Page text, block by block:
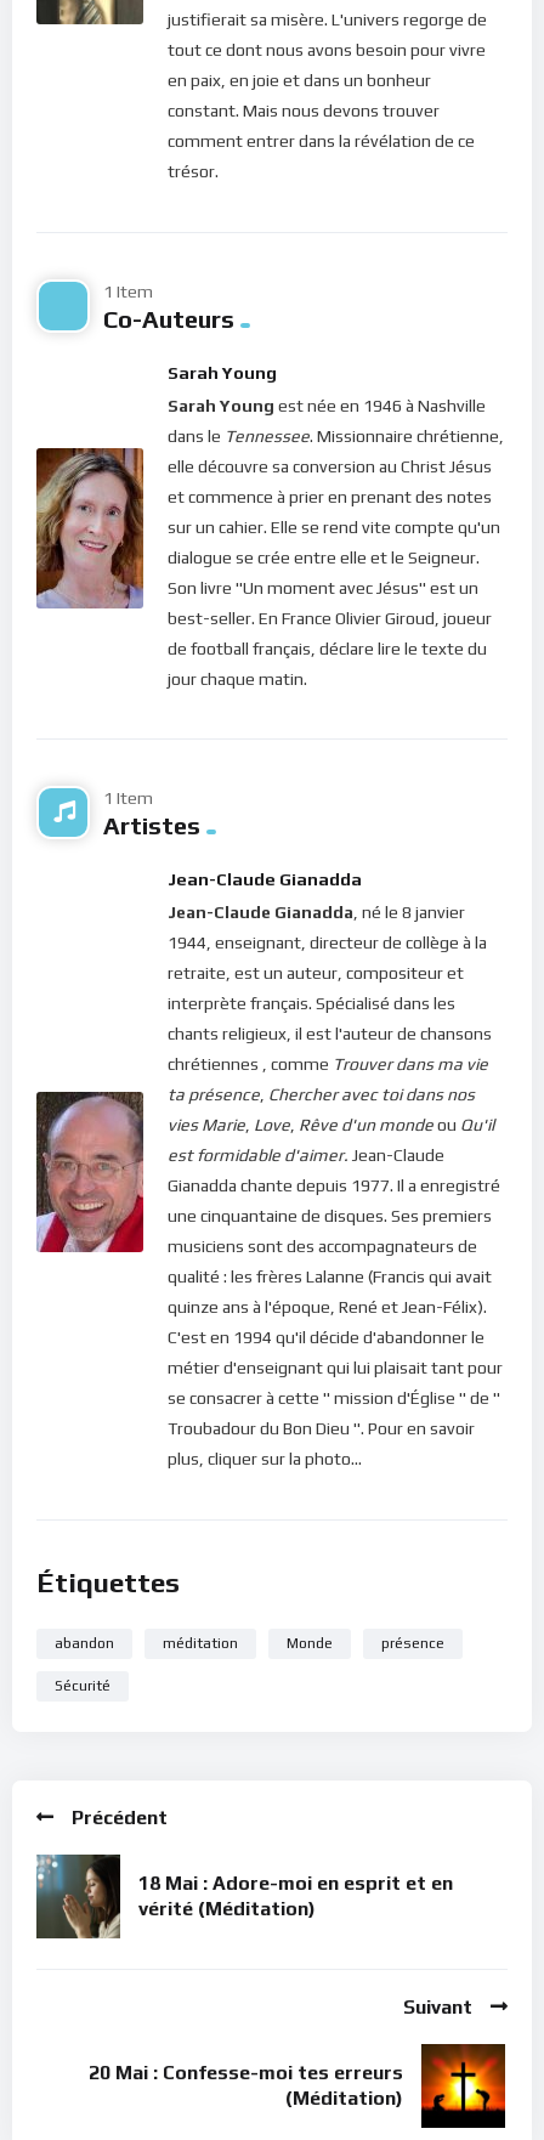
(Mathieu 10, 39). Dans la méditation de ce jour, Jésus nous
rappelle encore une fois à Lui. Il nous promet le bonheur en sa
présence. Décideras-tu de faire le saut ?
Pour vous inscrire directement aux publications, veuillez
Si vous voulez vous inscrire sur le site (afin d’être en mesure
de poster des commentaires) et pour les publications,
justifierait sa misère. L'univers regorge de
tout ce dont nous avons besoin pour vivre
en paix, en joie et dans un bonheur
constant. Mais nous devons trouver
comment entrer dans la révélation de ce
trésor.
1 Item
Co-Auteurs
Sarah Young
Sarah Young est née en 1946 à Nashville
dans le Tennessee. Missionnaire chrétienne,
elle découvre sa conversion au Christ Jésus
et commence à prier en prenant des notes
sur un cahier. Elle se rend vite compte qu'un
dialogue se crée entre elle et le Seigneur.
Son livre "Un moment avec Jésus" est un
best-seller. En France Olivier Giroud, joueur
de football français, déclare lire le texte du
jour chaque matin.
1 Item
Artistes
Jean-Claude Gianadda
Jean-Claude Gianadda , né le 8 janvier
1944, enseignant, directeur de collège à la
retraite, est un auteur, compositeur et
interprète français. Spécialisé dans les
chants religieux, il est l'auteur de chansons
chrétiennes , comme Trouver dans ma vie
ta présence Chercher avec toi dans nos
vies Marie Love Rêve d'un mondeou Qu'il
est formidable d'aimer. Jean-Claude
Gianadda chante depuis 1977. Il a enregistré
une cinquantaine de disques. Ses premiers
musiciens sont des accompagnateurs de
qualité : les frères Lalanne (Francis qui avait
quinze ans à l'époque, René et Jean-Félix).
C'est en 1994 qu'il décide d'abandonner le
métier d'enseignant qui lui plaisait tant pour
se consacrer à cette " mission d'Église " de "
Troubadour du Bon Dieu ". Pour en savoir
plus, cliquer sur la photo...
Étiquettes
abandon méditation Monde présence
Sécurité
Précédent
18 Mai : Adore-moi en esprit et en
vérité (Méditation)
Suivant
20 Mai : Confesse-moi tes erreurs
(Méditation)